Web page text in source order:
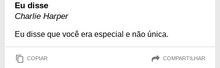
Eu disse
Charlie Harper
Eu disse que você era especial e não única.
COPIAR COMPARTILHAR